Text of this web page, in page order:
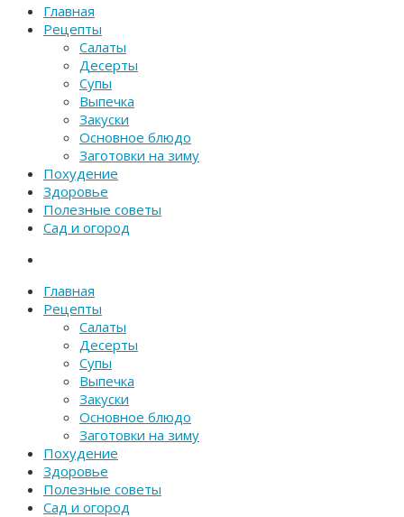
Главная
Рецепты
Салаты
Десерты
Супы
Выпечка
Закуски
Основное блюдо
Заготовки на зиму
Похудение
Здоровье
Полезные советы
Сад и огород
Главная
Рецепты
Салаты
Десерты
Супы
Выпечка
Закуски
Основное блюдо
Заготовки на зиму
Похудение
Здоровье
Полезные советы
Сад и огород